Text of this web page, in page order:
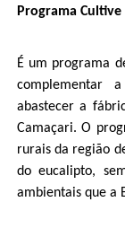
Programa
É um programa
complementar
abastecer a
Camaçari. O
rurais da região
do eucalipto,
ambientais que a